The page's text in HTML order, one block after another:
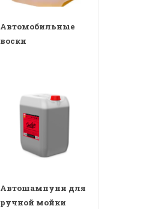
Автомобильные
воски
Автошампуни для
ручной мойки